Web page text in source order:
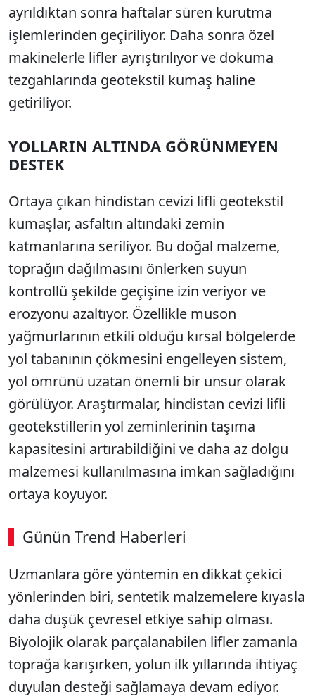
ayrıldıktan sonra haftalar süren kurutma
işlemlerinden geçiriliyor. Daha sonra özel
makinelerle lifler ayrıştırılıyor ve dokuma
tezgahlarında geotekstil kumaş haline
getiriliyor.
YOLLARIN ALTINDA GÖRÜNMEYEN
DESTEK
Ortaya çıkan hindistan cevizi lifli geotekstil
kumaşlar, asfaltın altındaki zemin
katmanlarına seriliyor. Bu doğal malzeme,
toprağın dağılmasını önlerken suyun
kontrollü şekilde geçişine izin veriyor ve
erozyonu azaltıyor. Özellikle muson
yağmurlarının etkili olduğu kırsal bölgelerde
yol tabanının çökmesini engelleyen sistem,
yol ömrünü uzatan önemli bir unsur olarak
görülüyor. Araştırmalar, hindistan cevizi lifli
geotekstillerin yol zeminlerinin taşıma
kapasitesini artırabildiğini ve daha az dolgu
malzemesi kullanılmasına imkan sağladığını
ortaya koyuyor.
Günün Trend Haberleri
Uzmanlara göre yöntemin en dikkat çekici
yönlerinden biri, sentetik malzemelere kıyasla
daha düşük çevresel etkiye sahip olması.
Biyolojik olarak parçalanabilen lifler zamanla
toprağa karışırken, yolun ilk yıllarında ihtiyaç
duyulan desteği sağlamaya devam ediyor.